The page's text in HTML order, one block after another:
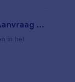
In Het Buitenland Studeren Aanvraag Formulier
in het